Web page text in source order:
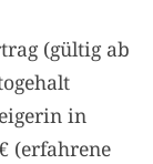
(gültig ab
in
(erfahrene